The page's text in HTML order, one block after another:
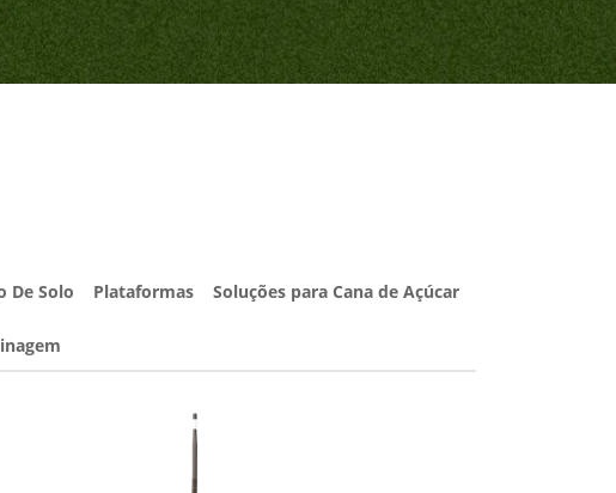
De Solo Plataformas Soluções para Cana de Açúcar